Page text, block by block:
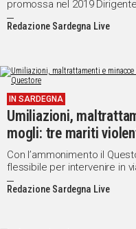
promossa nel 2019
Redazione Sardegna Live
IN SARDEGNA
Umiliazioni,
mogli: tre mariti
Con l’ammonimento il
flessibile per intervenire in
maltrattante e per
persone maltrattate.
Redazione Sardegna Live